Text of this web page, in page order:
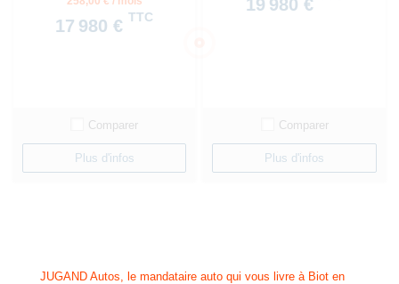
17 980 € TTC
Comparer
Plus d'infos
19 980 €
Comparer
Plus d'infos
JUGAND Autos, le mandataire auto qui vous livre à Biot en